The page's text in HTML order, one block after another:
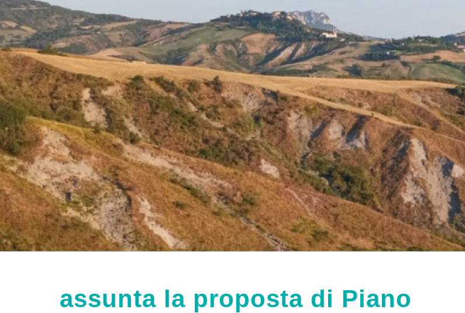
assunta la proposta di Piano